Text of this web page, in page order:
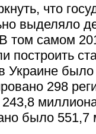
что
выделяло
том самом
построить
Украине было
298
243,8
было 551,7